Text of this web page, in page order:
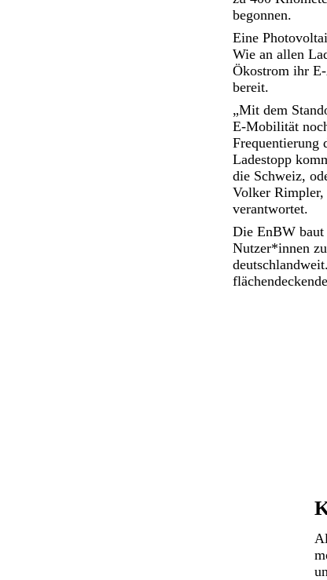
begonnen.
Eine
Wie an allen
Ökostrom ihr E-
bereit.
„Mit dem
E-Mobilität
Frequentierung
Ladestopp
die Schweiz,
Volker Rimpler,
verantwortet.
Die EnBW baut
Nutzer*innen